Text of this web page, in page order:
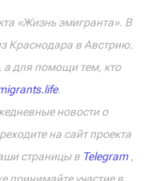
«Жизнь эмигранта». В
Краснодара в Австрию.
а для помощи тем, кто
.
новости о
на сайт проекта
страницы в Telegram,